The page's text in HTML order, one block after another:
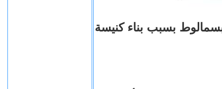
بسبب بناء كنيسة